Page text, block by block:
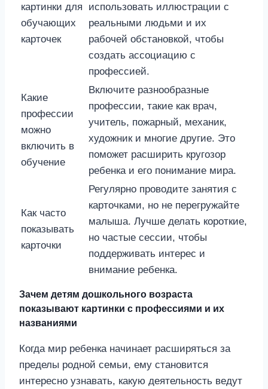
картинки для
обучающих
карточек
использовать иллюстрации с
реальными людьми и их
рабочей обстановкой, чтобы
создать ассоциацию с
профессией.
Какие
профессии
можно
включить в
обучение
Включите разнообразные
профессии, такие как врач,
учитель, пожарный, механик,
художник и многие другие. Это
поможет расширить кругозор
ребенка и его понимание мира.
Как часто
показывать
карточки
Регулярно проводите занятия с
карточками, но не перегружайте
малыша. Лучше делать короткие,
но частые сессии, чтобы
поддерживать интерес и
внимание ребенка.
Зачем детям дошкольного возраста
показывают картинки с профессиями и их
названиями
Когда мир ребенка начинает расширяться за
пределы родной семьи, ему становится
интересно узнавать, какую деятельность ведут